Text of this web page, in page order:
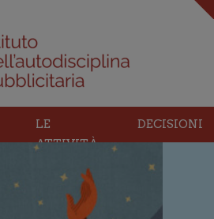
LE
ATTIVITÀ
DECISIONI